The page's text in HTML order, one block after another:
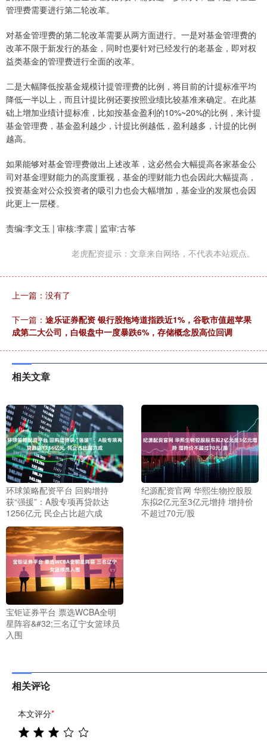
管理费需要进行第二轮改革。
对基金管理费的第二轮改革需要从两方面进行。一是对基金管理费的
改革不限于新发行的基金，同时也要针对已经发行的老基金，即对权
益类基金的管理费进行全面的改革。
二是大幅降低按基金规模计提管理费的比例，将目前的计提标准平均
降低一半以上，而且计提比例还要按照业绩比较基准来确定。在此基
础上增加业绩计提标准，比如按基金盈利的10%~20%的比例，来计提
基金管理费，基金盈利越少，计提比例越低，盈利越多，计提的比例
越高。
如果能够对基金管理费做出上述改革，这必然会大幅提高各家基金公
司对基金理财能力的高度重视，基金的理财能力也会因此大幅提高，
投资基金对公众投资者的吸引力也会大幅增加，基金业的发展也会因
此更上一层楼。
责编:李文玉 | 审核:李震 | 监审:古筝
老虎配资提示：文章来自网络，不代表本站观点。
上一篇：没有了
下一篇： 途乐证券配资 银行股拖垮道指跌近1%，谷歌市值超苹果
成第二大公司，白银盘中一度暴跌6%，存储概念股高位回调
相关文章
环球策略配资平台 回购增持
获“强援”：A股专项再贷款达
1256亿元 民企占比超六成
纪源配资官网 华熙生物控股股
东拟2亿元至3亿元增持 增持价
不超过70元/股
宝钜证券平台 票选WCBA全明
星阵容&#32;三名辽宁女篮球员
入围
相关评论
本文评分*